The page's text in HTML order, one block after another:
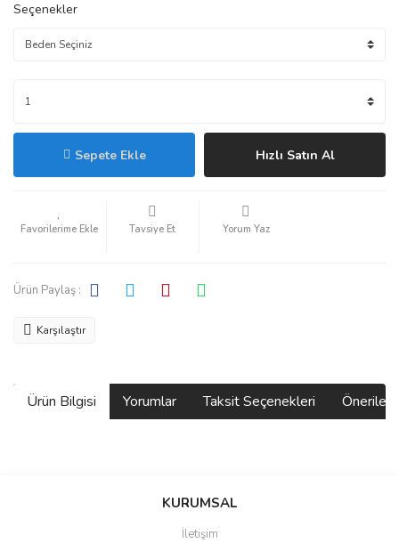
Seçenekler
Sepete Ekle Hızlı Satın Al
Tavsiye Et Yorum Yaz
Ürün Paylaş :
Karşılaştır
Ürün Bilgisi Yorumlar Taksit Seçenekleri
Bu ürüne ilk yorumu siz yapın!
KURUMSAL
İletişim